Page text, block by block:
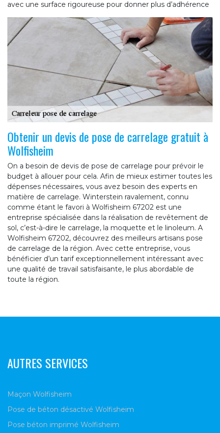
avec une surface rigoureuse pour donner plus d’adhérence
Obtenir un devis de pose de carrelage gratuit à
Wolfisheim
On a besoin de devis de pose de carrelage pour prévoir le
budget à allouer pour cela. Afin de mieux estimer toutes les
dépenses nécessaires, vous avez besoin des experts en
matière de carrelage. Winterstein ravalement, connu
comme étant le favori à Wolfisheim 67202 est une
entreprise spécialisée dans la réalisation de revêtement de
sol, c’est-à-dire le carrelage, la moquette et le linoleum. A
Wolfisheim 67202, découvrez des meilleurs artisans pose
de carrelage de la région. Avec cette entreprise, vous
bénéficier d’un tarif exceptionnellement intéressant avec
une qualité de travail satisfaisante, le plus abordable de
toute la région.
AUTRES SERVICES
Maçon Wolfisheim
Pose de béton désactivé Wolfisheim
Pose béton imprimé Wolfisheim